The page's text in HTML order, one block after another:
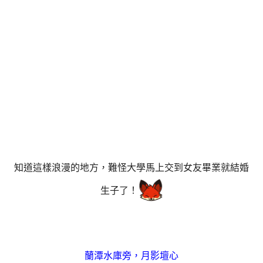
知道這樣浪漫的地方，難怪大學馬上交到女友畢業就結婚
生子了！
蘭潭水庫旁，月影壇心